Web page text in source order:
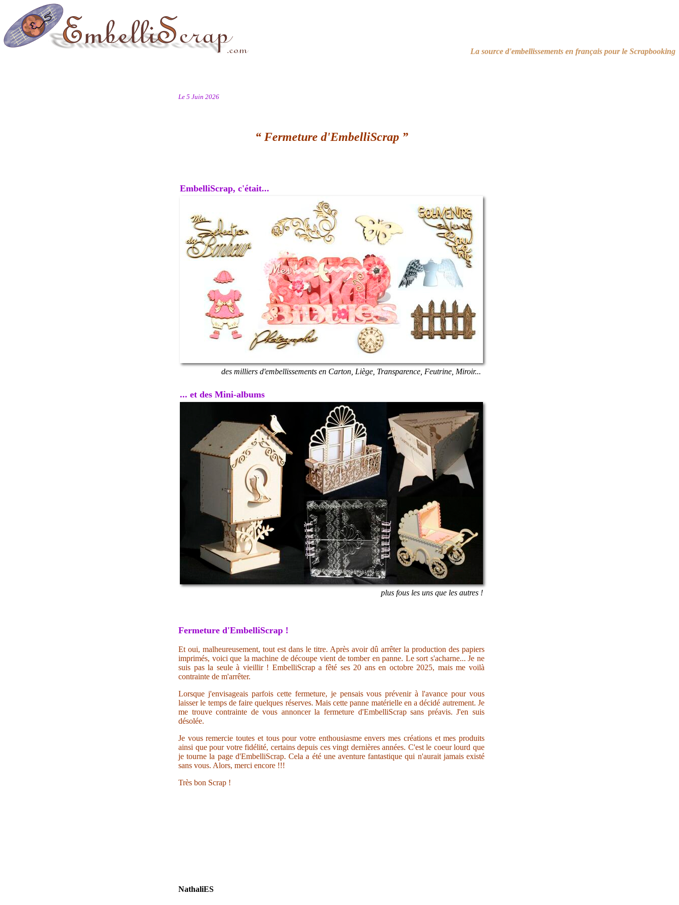
La source d'embellissements en français pour le Scrapbooking
Le 5 Juin 2026
“ Fermeture d'EmbelliScrap ”
EmbelliScrap, c'était...
des milliers d'embellissements en Carton, Liège, Transparence, Feutrine, Miroir...
... et des Mini-albums
plus fous les uns que les autres !
Fermeture d'EmbelliScrap !
Et oui, malheureusement, tout est dans le titre. Après avoir dû arrêter la production des papiers
imprimés, voici que la machine de découpe vient de tomber en panne. Le sort s'acharne... Je ne
suis pas la seule à vieillir ! EmbelliScrap a fêté ses 20 ans en octobre 2025, mais me voilà
contrainte de m'arrêter.
Lorsque j'envisageais parfois cette fermeture, je pensais vous prévenir à l'avance pour vous
laisser le temps de faire quelques réserves. Mais cette panne matérielle en a décidé autrement. Je
me trouve contrainte de vous annoncer la fermeture d'EmbelliScrap sans préavis. J'en suis
désolée.
Je vous remercie toutes et tous pour votre enthousiasme envers mes créations et mes produits
ainsi que pour votre fidélité, certains depuis ces vingt dernières années. C'est le coeur lourd que
je tourne la page d'EmbelliScrap. Cela a été une aventure fantastique qui n'aurait jamais existé
sans vous. Alors, merci encore !!!
Très bon Scrap !
NathaliES